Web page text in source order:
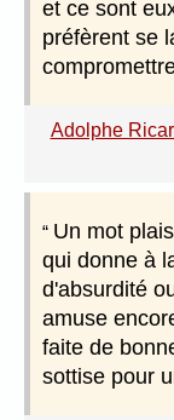
et ce sont
préfèrent se
Adolphe
Un mot
qui donne à
d'absurdité
amuse
faite de
sottise pour